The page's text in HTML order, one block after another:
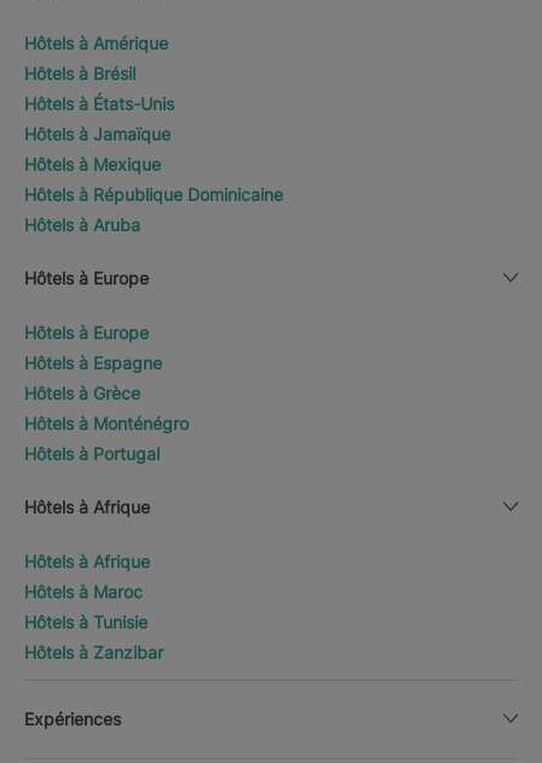
Hôtels à Amérique
Hôtels à Brésil
Hôtels à États-Unis
Hôtels à Jamaïque
Hôtels à Mexique
Hôtels à République Dominicaine
Hôtels à Aruba
Hôtels à Europe
Hôtels à Europe
Hôtels à Espagne
Hôtels à Grèce
Hôtels à Monténégro
Hôtels à Portugal
Hôtels à Afrique
Hôtels à Afrique
Hôtels à Maroc
Hôtels à Tunisie
Hôtels à Zanzibar
Expériences